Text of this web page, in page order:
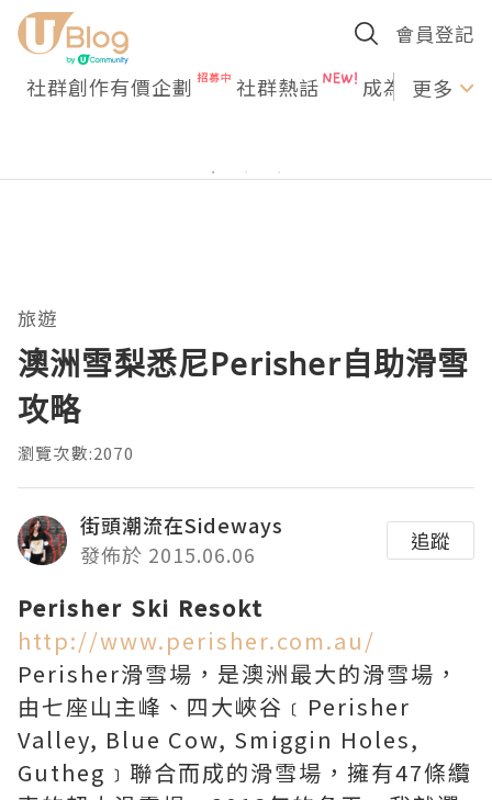
會員登記
社群創作有價企劃 社群熱話 成為U更多
旅遊
澳洲雪梨悉尼Perisher自助滑雪
攻略
瀏覽次數:2070
街頭潮流在Sideways
發佈於 2015.06.06
追蹤
Perisher Ski Resokt
http://www.perisher.com.au/
Perisher滑雪場，是澳洲最大的滑雪場，
由七座山主峰、四大峽谷﹝Perisher
Valley, Blue Cow, Smiggin Holes,
Gutheg﹞聯合而成的滑雪場，擁有47條纜